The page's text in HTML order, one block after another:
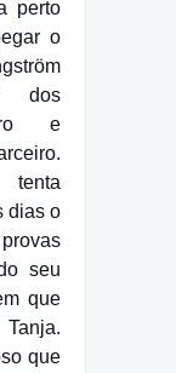
perto
o
dos
e
tenta
dias o
seu
que
que